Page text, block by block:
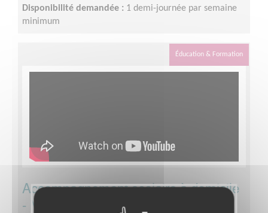
Disponibilité demandée : 1 demi-journée par semaine
minimum
Éducation & Formation
Accompagnement scolaire à domicile
- Montpellier